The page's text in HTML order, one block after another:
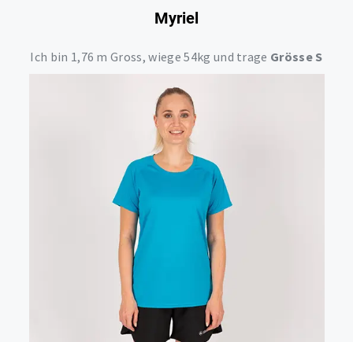
Myriel
Ich bin 1,76 m Gross, wiege 54kg und trage Grösse S